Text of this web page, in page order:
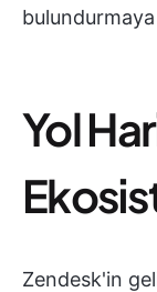
Yol
Zendesk'in